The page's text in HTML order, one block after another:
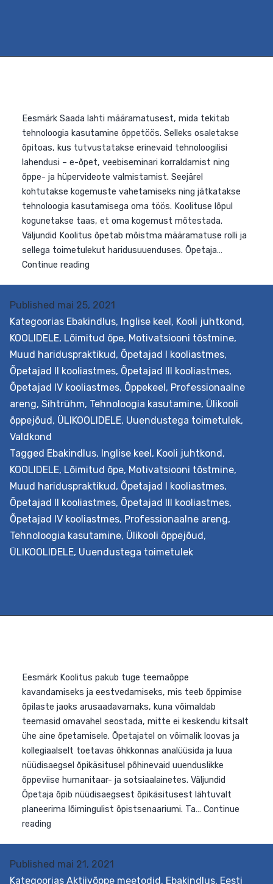
Eesmärk Saada lahti määramatusest, mida tekitab
tehnoloogia kasutamine õppetöös. Selleks osaletakse
õpitoas, kus tutvustatakse erinevaid tehnoloogilisi
lahendusi – e-õpet, veebiseminari korraldamist ning
kogunetakse taas, et oma kogemust mõtestada.
Väljundid Koolitus õpetab mõistma määramatuse rolli
sellega toimetulekut haridusuuenduses. Õpetaja…
Continue readingToimetulek
määramatusega
tehnoloogia
rakendamisel
keeles)
Published mai 25, 2021
Kategoorias Ebakindlus, Inglise keel, Kooli juhtkond,
KOOLIDELE, Lõimitud õpe, Motivatsiooni tõstmine,
Muud hariduspraktikud, Õpetajad I kooliastmes,
Õpetajad II kooliastmes, Õpetajad III kooliastmes,
Õpetajad IV kooliastmes, Õppekeel, Professionaalne
areng, Sihtrühm, Tehnoloogia kasutamine, Ülikooli
õppejõud, ÜLIKOOLIDELE, Uuendustega toimetulek,
Valdkond
Tagged Ebakindlus, Inglise keel, Kooli juhtkond,
KOOLIDELE, Lõimitud õpe, Motivatsiooni tõstmine,
Muud hariduspraktikud, Õpetajad I kooliastmes,
Õpetajad II kooliastmes, Õpetajad III kooliastmes,
Õpetajad IV kooliastmes, Professionaalne areng,
Tehnoloogia kasutamine, Ülikooli õppejõud,
ÜLIKOOLIDELE, Uuendustega toimetulek
õpilaste jaoks arusaadavamaks, kuna võimaldab
Published mai 21, 2021
Kategoorias Aktiivõppe meetodid, Ebakindlus, Eesti